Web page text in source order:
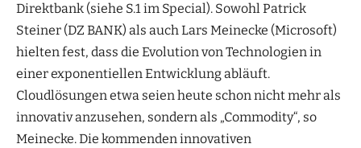
Direktbank (siehe S.1 im Special). Sowohl Patrick
Steiner (DZ BANK) als auch Lars Meinecke (Microsoft)
hielten fest, dass die Evolution von Technologien in
einer exponentiellen Entwicklung abläuft.
Cloudlösungen etwa seien heute schon nicht mehr als
innovativ anzusehen, sondern als „Commodity“, so
Meinecke. Die kommenden innovativen